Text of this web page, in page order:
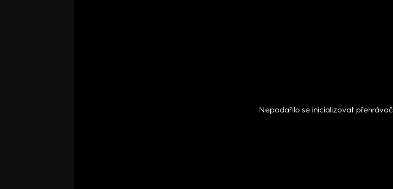
Nepodařilo se inicializovat přehrávač